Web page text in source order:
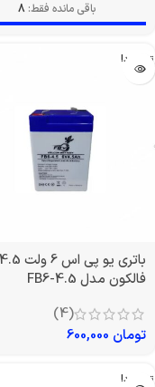
باقی مانده فقط: 8
تمام شد!
فالکون مدل FB6-4.5
(4)
تومان
تمام شد!